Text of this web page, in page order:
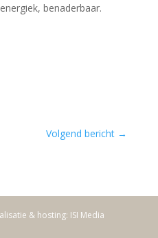
benaderbaar.
Volgend bericht →
& hosting: ISI Media